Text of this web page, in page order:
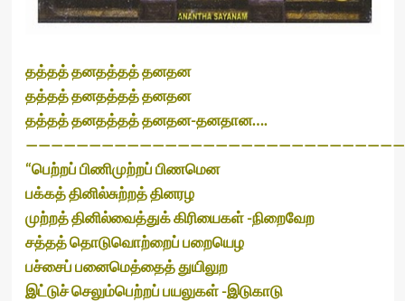
தத்தத் தனதத்தத் தனதன
தத்தத் தனதத்தத் தனதன
தத்தத் தனதத்தத் தனதன-தனதான….
“பெற்றப் பிணிமுற்றப் பிணமென
பக்கத் தினில்சுற்றத் தினரழ
முற்றத் தினில்வைத்துக் கிரியைகள் -நிறைவேற
சத்தத் தொடுவொற்றைப் பறையெழ
பச்சைப் பனைமெத்தைத் துயிலுற
இட்டுச் செலும்பெற்றப் பயலுகள் -இடுகாடு